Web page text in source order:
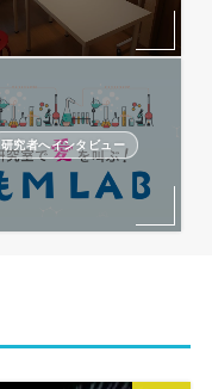
研究者へインタビュー